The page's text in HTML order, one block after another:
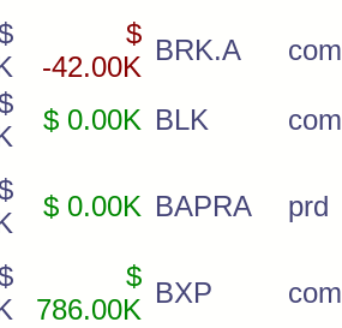
$
-42.00K
BRK.A
com
$ 0.00K BLK com
$ 0.00K BAPRA prd
$
786.00K
BXP com